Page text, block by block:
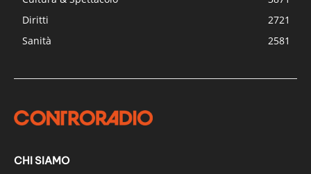
Diritti
2721
Sanità
2581
CHI SIAMO